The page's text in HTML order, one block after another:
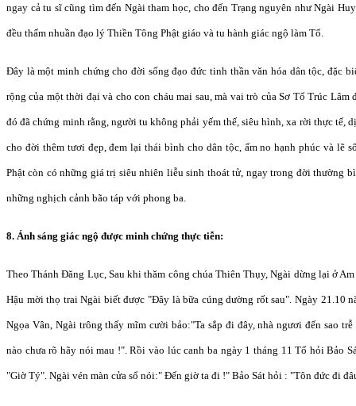
ngay cả tu sĩ cũng tìm đến Ngài tham học, cho đến Trạng nguyên như Ngài
đều thấm nhuần đạo lý Thiền Tông Phật giáo và tu hành giác ngộ làm Tổ.
Đây là một minh chứng cho đời sống đạo đức tinh thần văn hóa dân tộc, đặc
rộng của một thời đại và cho con cháu mai sau, mà vai trò của Sơ Tổ Trúc
đó đã chứng minh rằng, người tu không phải yếm thế, siêu hình, xa rời thực tế,
cho đời thêm tươi đẹp, đem lại thái bình cho dân tộc, ấm no hạnh phúc và lẽ
Phật còn có những giá trị siêu nhiên liễu sinh thoát tử, ngay trong đời thường
những nghịch cảnh bão táp với phong ba.
8. Ánh sáng giác ngộ được minh chứng thực tiễn:
Theo Thánh Đăng Lục, Sau khi thăm công chúa Thiên Thụy, Ngài dừng lại ở
Hậu mời thọ trai Ngài biết được "Đây là bữa cúng dường rốt sau". Ngày 21.10
Ngọa Vân, Ngài trông thấy mĩm cười bảo:"Ta sắp đi đây, nhà ngươi đến sao
nào chưa rõ hãy nói mau !". Rồi vào lúc canh ba ngày 1 tháng 11 Tổ hỏi Bảo
"Giờ Tý". Ngài vén màn cửa sổ nói:" Đến giờ ta đi !" Bảo Sát hỏi : "Tôn đức đi